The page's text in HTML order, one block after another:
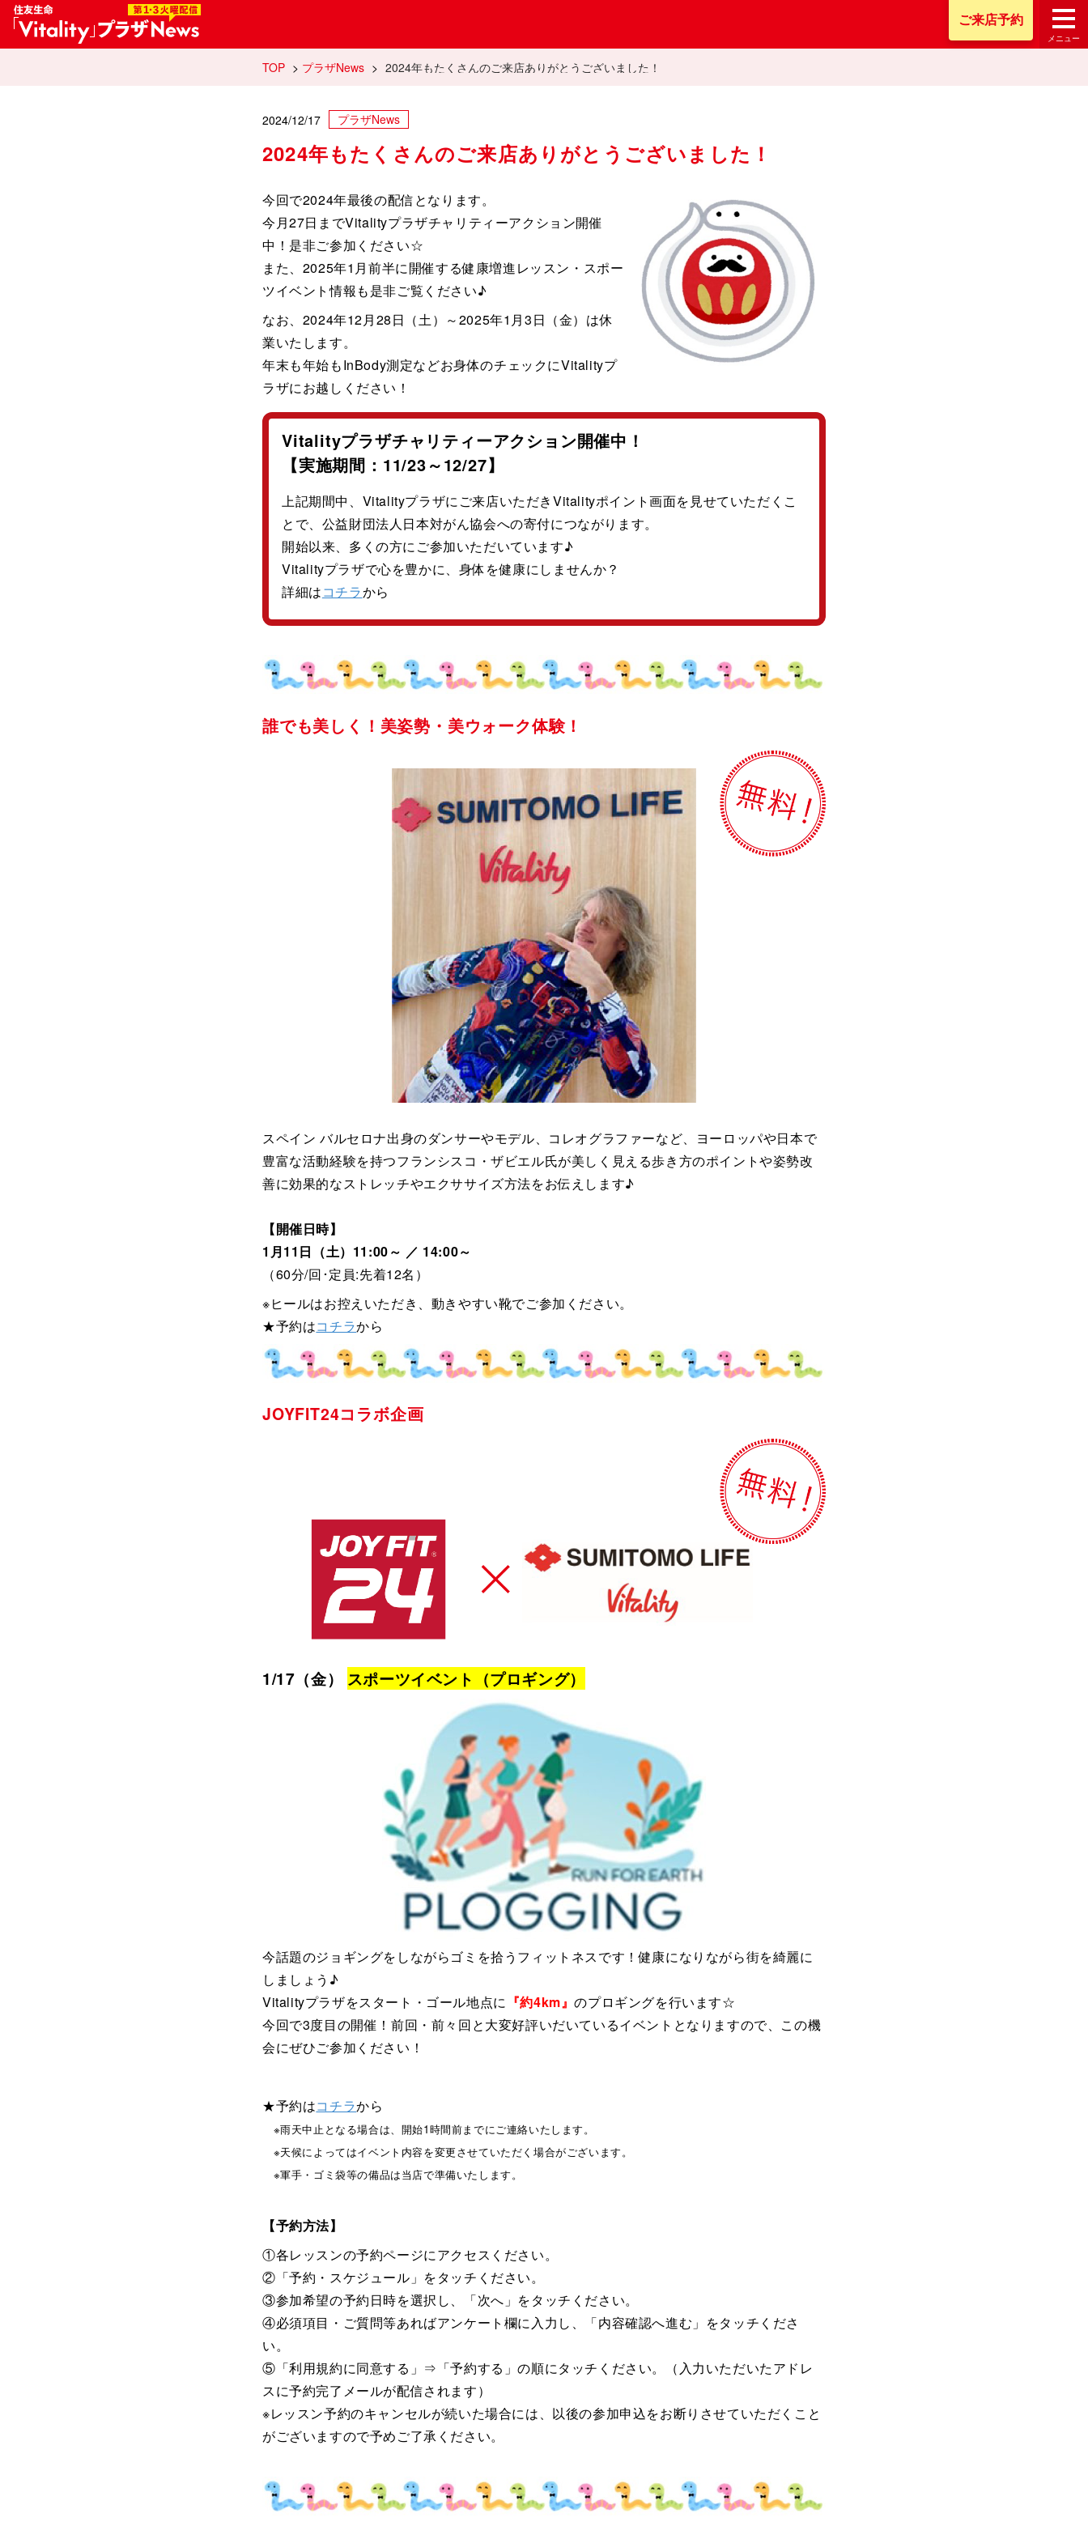
ご来店予約
メニュー
TOP > プラザNews > 2024年もたくさんのご来店ありがとうございました！
2024/12/17 プラザNews
2024年もたくさんのご来店ありがとうございました！
今回で2024年最後の配信となります。
今月27日までVitalityプラザチャリティーアクション開催
中！是非ご参加ください☆
また、2025年1月前半に開催する健康増進レッスン・スポー
ツイベント情報も是非ご覧ください♪
なお、2024年12月28日（土）～2025年1月3日（金）は休
業いたします。
年末も年始もInBody測定などお身体のチェックにVitalityプ
ラザにお越しください！
Vitalityプラザチャリティーアクション開催中！
【実施期間：11/23～12/27】
上記期間中、Vitalityプラザにご来店いただきVitalityポイント画面を見せていただくこ
とで、公益財団法人日本対がん協会への寄付につながります。
開始以来、多くの方にご参加いただいています♪
Vitalityプラザで心を豊かに、身体を健康にしませんか？
詳細はコチラから
誰でも美しく！美姿勢・美ウォーク体験！
スペイン バルセロナ出身のダンサーやモデル、コレオグラファーなど、ヨーロッパや日本で
豊富な活動経験を持つフランシスコ・ザビエル氏が美しく見える歩き方のポイントや姿勢改
善に効果的なストレッチやエクササイズ方法をお伝えします♪
【開催日時】
1月11日（土）11:00～ ／ 14:00～
（60分/回･定員:先着12名）
※ヒールはお控えいただき、動きやすい靴でご参加ください。
★予約はコチラから
JOYFIT24コラボ企画
1/17（金） スポーツイベント（プロギング）
今話題のジョギングをしながらゴミを拾うフィットネスです！健康になりながら街を綺麗に
しましょう♪
Vitalityプラザをスタート・ゴール地点に 『約4km』のプロギングを行います☆
今回で3度目の開催！前回・前々回と大変好評いだいているイベントとなりますので、この機
会にぜひご参加ください！
★予約はコチラから
※雨天中止となる場合は、開始1時間前までにご連絡いたします。
※天候によってはイベント内容を変更させていただく場合がございます。
※軍手・ゴミ袋等の備品は当店で準備いたします。
【予約方法】
①各レッスンの予約ページにアクセスください。
②「予約・スケジュール」をタッチください。
③参加希望の予約日時を選択し、「次へ」をタッチください。
④必須項目・ご質問等あればアンケート欄に入力し、「内容確認へ進む」をタッチくださ
い。
⑤「利用規約に同意する」⇒「予約する」の順にタッチください。（入力いただいたアドレ
スに予約完了メールが配信されます）
※レッスン予約のキャンセルが続いた場合には、以後の参加申込をお断りさせていただくこと
がございますので予めご了承ください。